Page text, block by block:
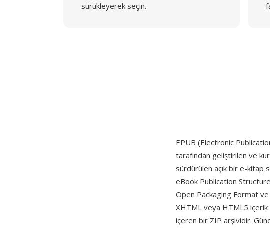
sürükleyerek seçin.
EPUB (Electronic
tarafından geliştirilen ve
sürdürülen açık bir e-kitap
eBook Publication
Open Packaging Format
XHTML veya HTML5
içeren bir ZIP arşividir.